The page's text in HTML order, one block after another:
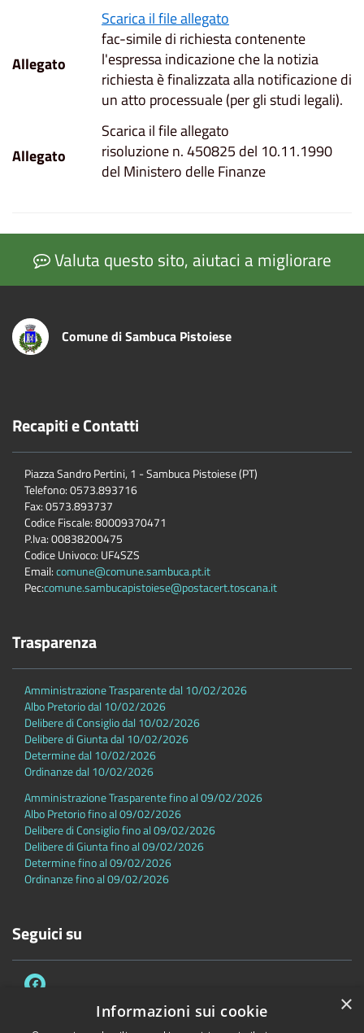
Allegato
Scarica il file allegato
fac-simile di richiesta contenente
l'espressa indicazione che la notizia
richiesta è finalizzata alla notificazione di
un atto processuale (per gli studi legali).
Allegato
Scarica il file allegato
risoluzione n. 450825 del 10.11.1990
del Ministero delle Finanze
Valuta questo sito, aiutaci a migliorare
Comune di Sambuca Pistoiese
Recapiti e Contatti
Piazza Sandro Pertini, 1 - Sambuca Pistoiese (PT)
Telefono: 0573.893716
Fax: 0573.893737
Codice Fiscale: 80009370471
P.Iva: 00838200475
Codice Univoco: UF4SZS
Email:comune@comune.sambuca.pt.it
Pec:comune.sambucapistoiese@postacert.toscana.it
Trasparenza
Amministrazione Trasparente dal 10/02/2026
Albo Pretorio dal 10/02/2026
Delibere di Consiglio dal 10/02/2026
Delibere di Giunta dal 10/02/2026
Determine dal 10/02/2026
Ordinanze dal 10/02/2026
Amministrazione Trasparente fino al 09/02/2026
Albo Pretorio fino al 09/02/2026
Delibere di Consiglio fino al 09/02/2026
Delibere di Giunta fino al 09/02/2026
Determine fino al 09/02/2026
Ordinanze fino al 09/02/2026
Seguici su
×
Informazioni sui cookie